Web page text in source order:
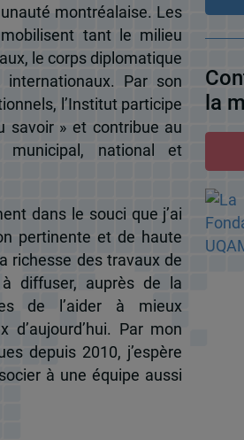
montréalaise. Les
tant le milieu
le corps diplomatique
Par son
l’Institut participe
savoir » et contribue au
national et
dans le souci que j’ai
pertinente et de haute
richesse des travaux de
diffuser, auprès de la
de l’aider à mieux
Par mon
depuis 2010, j’espère
à une équipe aussi
la